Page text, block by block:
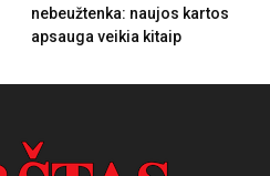
nebeužtenka: naujos kartos
apsauga veikia kitaip